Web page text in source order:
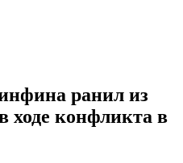
ранил из
ходе конфликта в